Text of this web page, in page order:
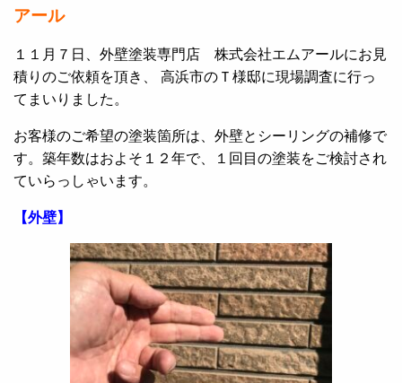
アール
１１月７日、外壁塗装専門店 株式会社エムアールにお見
積りのご依頼を頂き、 高浜市のＴ様邸に現場調査に行っ
てまいりました。
お客様のご希望の塗装箇所は、外壁とシーリングの補修で
す。築年数はおよそ１２年で、１回目の塗装をご検討され
ていらっしゃいます。
【外壁】